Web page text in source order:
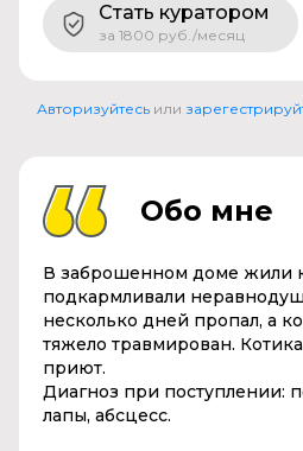
Стать куратором
за 1800 руб./месяц
Авторизуйтесь или
Обо мне
В заброшенном доме жили
подкармливали
несколько дней пропал, а
тяжело травмирован.
приют.
Диагноз при поступлении:
лапы, абсцесс.